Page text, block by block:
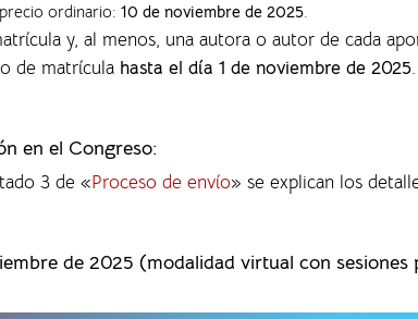
precio ordinario:10 de noviembre de 2025.
y, al menos, una autora o autor de cada
de matrícula hasta el día 1 de noviembre de 2025.
en el Congreso:
3 de «Proceso de envío» se explican los
de 2025 (modalidad virtual con sesiones